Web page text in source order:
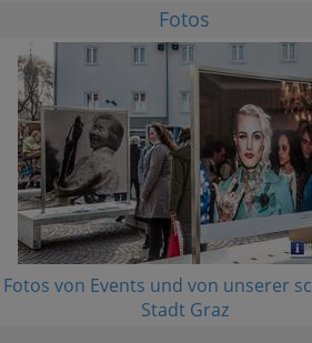
Fotos
Fotos von Events und von unserer
Stadt Graz